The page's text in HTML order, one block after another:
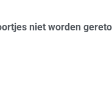
niet worden